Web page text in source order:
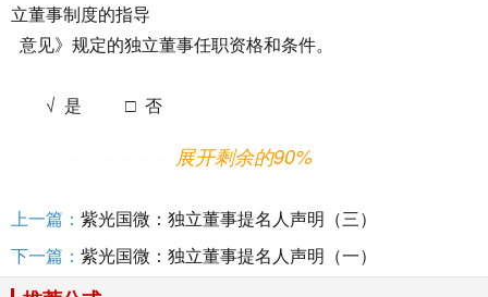
立董事制度的指导
意见》规定的独立董事任职资格和条件。
√ 是 □ 否
如否，请详细说明：
三、被提名人符合公司章程规定的独立董事任职条件。
展开剩余的90%
上一篇： 紫光国微：独立董事提名人声明（三）
下一篇： 紫光国微：独立董事提名人声明（一）